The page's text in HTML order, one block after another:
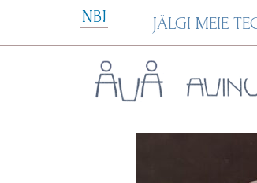
to
NB! JÄLGI MEIE
Avinurme